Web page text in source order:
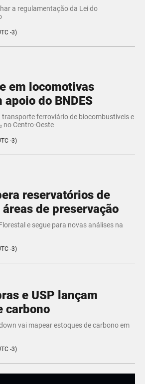
a regulamentação da Lei do
-3)
em locomotivas
do BNDES
ferroviário de biocombustíveis e
no Centro-Oeste
-3)
reservatórios de
de preservação
e segue para novas análises na
-3)
e USP lançam
carbono
vai mapear estoques de carbono em
-3)